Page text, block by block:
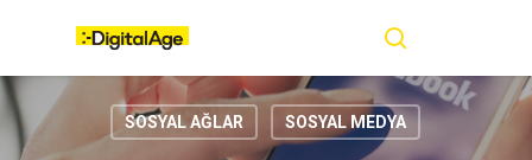
content
SOSYAL AĞLAR SOSYAL MEDYA